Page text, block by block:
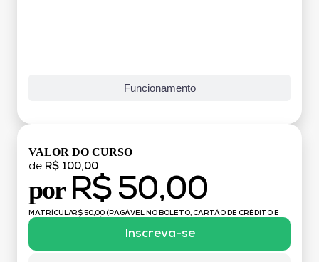
Funcionamento
VALOR DO CURSO
de R$ 100,00
por R$ 50,00
MATRÍCULA:R$ 50,00 (PAGÁVEL NO BOLETO, CARTÃO DE CRÉDITO E
Inscreva-se